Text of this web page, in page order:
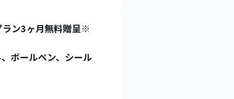
ン3ヶ月無料贈呈※
ボールペン、シール